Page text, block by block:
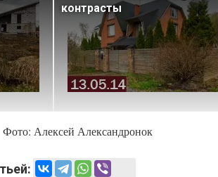
контрасты
Фото: Алексей Александронок